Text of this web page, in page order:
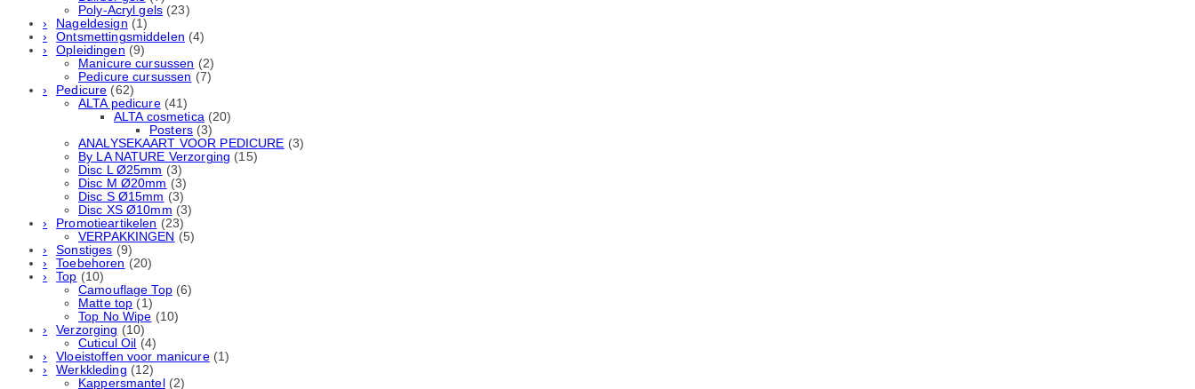
Poly-Acryl gels (23)
Nageldesign (1)
Ontsmettingsmiddelen (4)
Opleidingen (9)
Manicure cursussen (2)
Pedicure cursussen (7)
Pedicure (62)
ALTA pedicure (41)
ALTA cosmetica (20)
Posters (3)
ANALYSEKAART VOOR PEDICURE (3)
By LA NATURE Verzorging (15)
Disc L Ø25mm (3)
Disc M Ø20mm (3)
Disc S Ø15mm (3)
Disc XS Ø10mm (3)
Promotieartikelen (23)
VERPAKKINGEN (5)
Sonstiges (9)
Toebehoren (20)
Top (10)
Camouflage Top (6)
Matte top (1)
Top No Wipe (10)
Verzorging (10)
Cuticul Oil (4)
Vloeistoffen voor manicure (1)
Werkkleding (12)
Kappersmantel (2)